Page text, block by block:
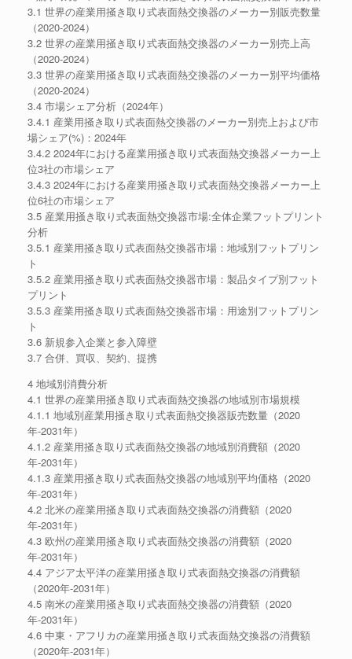
3.1 世界の産業用掻き取り式表面熱交換器のメーカー別販売数量
（2020-2024）
3.2 世界の産業用掻き取り式表面熱交換器のメーカー別売上高
（2020-2024）
3.3 世界の産業用掻き取り式表面熱交換器のメーカー別平均価格
（2020-2024）
3.4 市場シェア分析（2024年）
3.4.1 産業用掻き取り式表面熱交換器のメーカー別売上および市
場シェア(%)：2024年
3.4.2 2024年における産業用掻き取り式表面熱交換器メーカー上
位3社の市場シェア
3.4.3 2024年における産業用掻き取り式表面熱交換器メーカー上
位6社の市場シェア
3.5 産業用掻き取り式表面熱交換器市場:全体企業フットプリント
分析
3.5.1 産業用掻き取り式表面熱交換器市場：地域別フットプリン
ト
3.5.2 産業用掻き取り式表面熱交換器市場：製品タイプ別フット
プリント
3.5.3 産業用掻き取り式表面熱交換器市場：用途別フットプリン
ト
3.6 新規参入企業と参入障壁
3.7 合併、買収、契約、提携
4 地域別消費分析
4.1 世界の産業用掻き取り式表面熱交換器の地域別市場規模
4.1.1 地域別産業用掻き取り式表面熱交換器販売数量（2020
年-2031年）
4.1.2 産業用掻き取り式表面熱交換器の地域別消費額（2020
年-2031年）
4.1.3 産業用掻き取り式表面熱交換器の地域別平均価格（2020
年-2031年）
4.2 北米の産業用掻き取り式表面熱交換器の消費額（2020
年-2031年）
4.3 欧州の産業用掻き取り式表面熱交換器の消費額（2020
年-2031年）
4.4 アジア太平洋の産業用掻き取り式表面熱交換器の消費額
（2020年-2031年）
4.5 南米の産業用掻き取り式表面熱交換器の消費額（2020
年-2031年）
4.6 中東・アフリカの産業用掻き取り式表面熱交換器の消費額
（2020年-2031年）